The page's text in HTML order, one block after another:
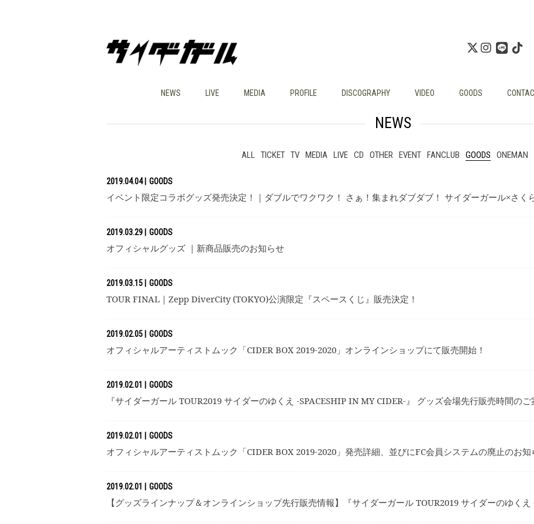
NEWS LIVE MEDIA PROFILE DISCOGRAPHY VIDEO GOODS
NEWS
ALL TICKET TV MEDIA LIVE CD OTHER EVENT FANCLUB GOODS ONEMAN
2019.04.04 GOODS
イベント限定コラボグッズ発売決定！｜ダブルでワクワク！ さぁ！集まれダブダブ！ サイダーガール×さく
2019.03.29 GOODS
オフィシャルグッズ ｜新商品販売のお知らせ
2019.03.15 GOODS
TOUR FINAL｜Zepp DiverCity (TOKYO)公演限定『スペースくじ』販売決定！
2019.02.05 GOODS
オフィシャルアーティストムック「CIDER BOX 2019-2020」オンラインショップにて販売開始！
2019.02.01 GOODS
『サイダーガール TOUR2019 サイダーのゆくえ -SPACESHIP IN MY CIDER-』 グッズ会場先行販売時間のご
2019.02.01 GOODS
オフィシャルアーティストムック「CIDER BOX 2019-2020」発売詳細、並びにFC会員システムの廃止のお知
2019.02.01 GOODS
【グッズラインナップ＆オンラインショップ先行販売情報】『サイダーガール TOUR2019 サイダーのゆくえ